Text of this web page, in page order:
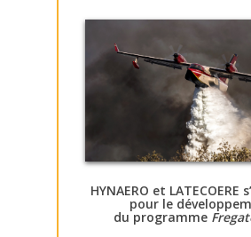
HYNAERO et LATECOERE
pour le
du programme